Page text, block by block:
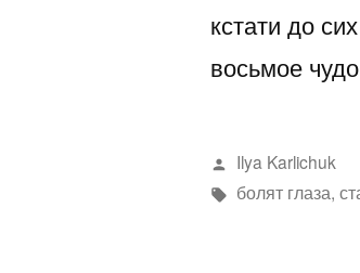
кстати до
восьмое
Написано
автором
Ilya Karlichuk
Метки:
болят глаза,